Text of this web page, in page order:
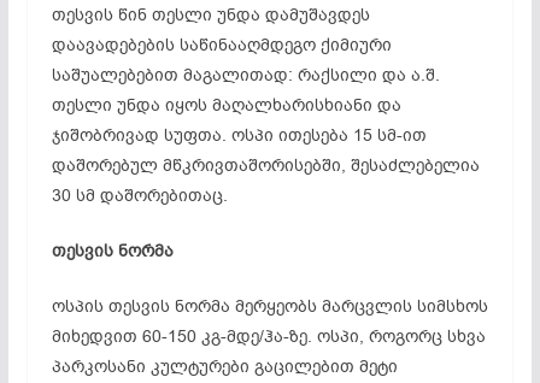
თესვის წინ თესლი უნდა დამუშავდეს
დაავადებების საწინააღმდეგო ქიმიური
საშუალებებით მაგალითად: რაქსილი და ა.შ.
თესლი უნდა იყოს მაღალხარისხიანი და
ჯიშობრივად სუფთა. ოსპი ითესება 15 სმ-ით
დაშორებულ მწკრივთაშორისებში, შესაძლებელია
30 სმ დაშორებითაც.
თესვის ნორმა
ოსპის თესვის ნორმა მერყეობს მარცვლის სიმსხოს
მიხედვით 60-150 კგ-მდე/ჰა-ზე. ოსპი, როგორც სხვა
პარკოსანი კულტურები გაცილებით მეტი